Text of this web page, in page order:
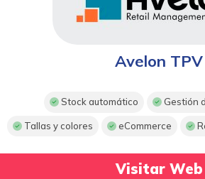
Avelon TPV
Stock automático Gestión
Tallas y colores eCommerce
Visitar Web